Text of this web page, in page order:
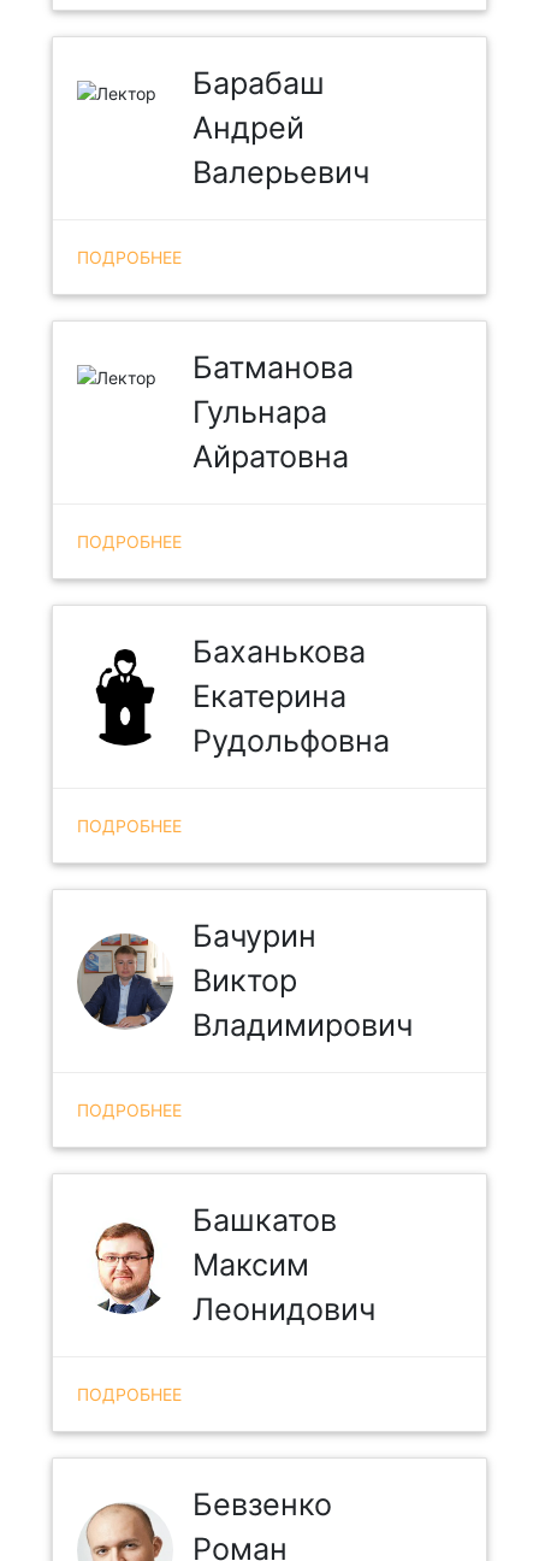
Барабаш
Андрей
Валерьевич
ПОДРОБНЕЕ
Батманова
Гульнара
Айратовна
ПОДРОБНЕЕ
Баханькова
Екатерина
Рудольфовна
ПОДРОБНЕЕ
Бачурин
Виктор
Владимирович
ПОДРОБНЕЕ
Башкатов
Максим
Леонидович
ПОДРОБНЕЕ
Бевзенко
Роман